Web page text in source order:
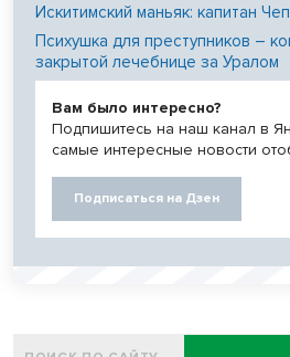
Искитимский маньяк: капитан
Психушка для преступников –
закрытой лечебнице за Уралом
Вам было интересно?
Подпишитесь на наш канал в
самые интересные новости
Подписаться на Дзен